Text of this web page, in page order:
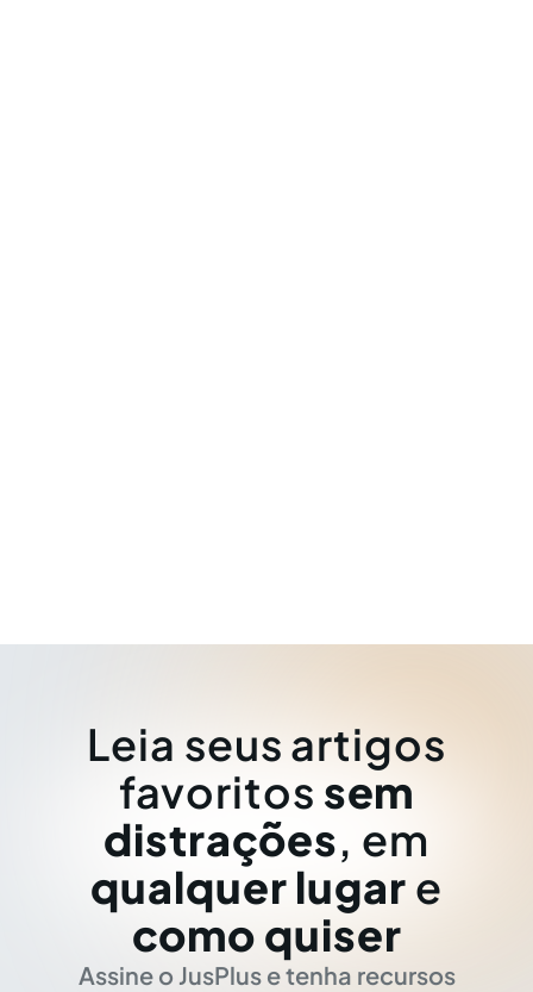
Leia seus artigos
favoritos sem
distrações, em
qualquer lugar e
como quiser
Assine o JusPlus e tenha recursos